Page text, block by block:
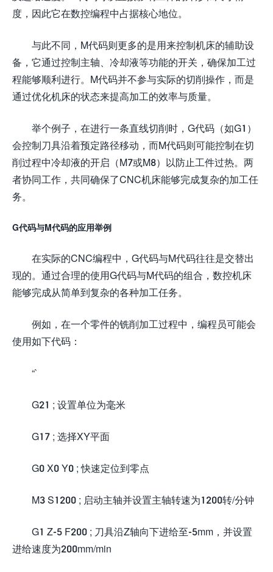
度，因此它在数控编程中占据核心地位。
与此不同，M代码则更多的是用来控制机床的辅助设
备，它通过控制主轴、冷却液等功能的开关，确保加工过
程能够顺利进行。M代码并不参与实际的切削操作，而是
通过优化机床的状态来提高加工的效率与质量。
举个例子，在进行一条直线切削时，G代码（如G1）
会控制刀具沿着预定路径移动，而M代码则可能控制在切
削过程中冷却液的开启（M7或M8）以防止工件过热。两
者协同工作，共同确保了CNC机床能够完成复杂的加工任
务。
G代码与M代码的应用举例
在实际的CNC编程中，G代码与M代码往往是交替出
现的。通过合理的使用G代码与M代码的组合，数控机床
能够完成从简单到复杂的各种加工任务。
例如，在一个零件的铣削加工过程中，编程员可能会
使用如下代码：
“`
G21 ; 设置单位为毫米
G17 ; 选择XY平面
G0 X0 Y0 ; 快速定位到零点
M3 S1200 ; 启动主轴并设置主轴转速为1200转/分钟
G1 Z-5 F200 ; 刀具沿Z轴向下进给至-5mm，并设置
进给速度为200mm/min